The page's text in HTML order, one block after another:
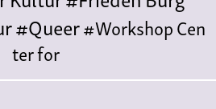
#Queer#WorkshopCen
ter for
Polytreff#liveEthische